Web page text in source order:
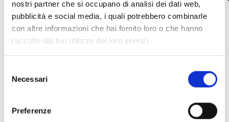
nostri partner che si occupano di analisi dei dati web,
pubblicità e social media, i quali potrebbero combinarle
con altre informazioni che hai fornito loro o che hanno
raccolto dal tuo utilizzo dei loro servizi.
delNecessari
Preferenze
ABRIR LIGAÇÃO south_east
Este produto está disponível nas seguintes
versões